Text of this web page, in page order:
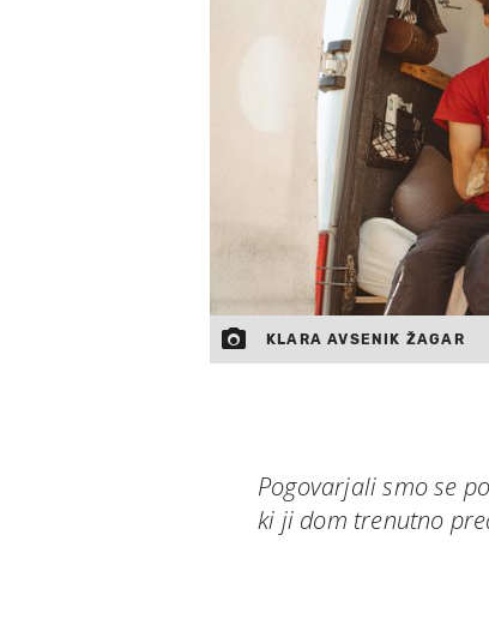
KLARA AVSENIK ŽAGAR
Pogovarjali smo se
ki ji dom trenutno